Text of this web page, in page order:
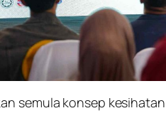
semula konsep